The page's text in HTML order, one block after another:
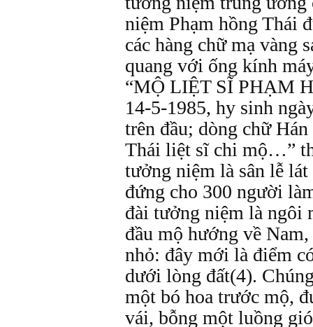
niệm Phạm hồng Thái
các hàng chữ mạ vàng
quang với ống kính
“MỘ LIỆT SĨ PHẠM
14-5-1985, hy sinh
trên đầu; dòng chữ
Thái liệt sĩ chi mộ…”
tưởng niệm là sân lễ
đứng cho 300 người
đài tưởng niệm là ngôi
đầu mộ hướng về
nhỏ: đây mới là điểm
dưới lòng đất(4).
một bó hoa trước mộ,
vái, bỗng một luồng